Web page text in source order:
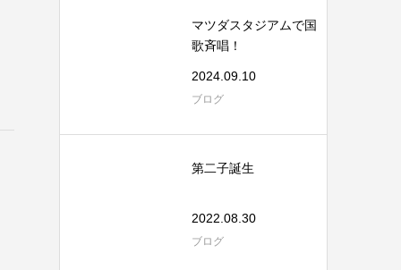
マツダスタジアムで国
歌斉唱！
2024.09.10
ブログ
第二子誕生
2022.08.30
ブログ